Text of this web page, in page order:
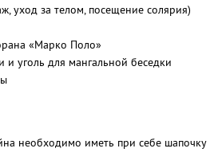
уход за телом, посещение солярия)
«Марко Поло»
уголь для мангальной беседки
необходимо иметь при себе шапочку